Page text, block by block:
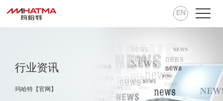
EN
行业资讯
玛哈特【官网】